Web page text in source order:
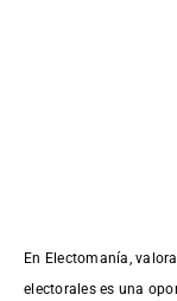
En Electomanía,
electorales es una